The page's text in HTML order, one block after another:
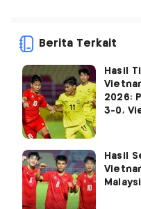
Berita Terkait
Hasil
2026:
3-0,
Hasil